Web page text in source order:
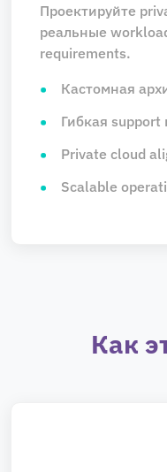
Проектируйте
реальные
requirements.
Кастомная
Гибкая support
Private cloud
Scalable
Как